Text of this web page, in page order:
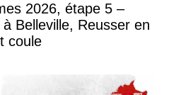
2026, étape 5 –
Belleville, Reusser en
coule